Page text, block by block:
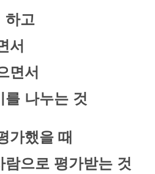
하고
서
면서
를 나누는 것
가했을 때
람으로 평가받는 것